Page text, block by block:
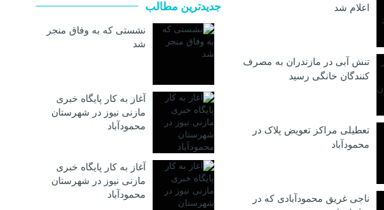
اعلام شد
تنش آبی در مازندران به مصرف
كنندگان خانگی رسيد
تعطیلی مراکز تعویض پلاک در
محمودآباد
ناجی غریق محمودآبادی که در
جدیدترین مطالب
نشستی که به وفاق منجر
شد
آغاز به کار پایگاه خبری
مازنی نیوز در شهرستان
محمودآباد
آغاز به کار پایگاه خبری
مازنی نیوز در شهرستان
محمودآباد